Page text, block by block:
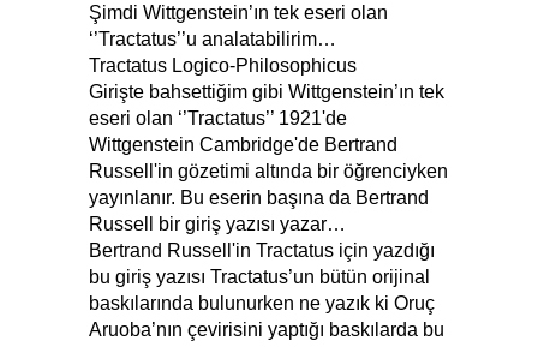
Şimdi Wittgenstein’ın tek eseri olan
‘’Tractatus’’u analatabilirim…
Tractatus Logico-Philosophicus
Girişte bahsettiğim gibi Wittgenstein’ın tek
eseri olan ‘’Tractatus’’ 1921'de
Wittgenstein Cambridge'de Bertrand
Russell'in gözetimi altında bir öğrenciyken
yayınlanır. Bu eserin başına da Bertrand
Russell bir giriş yazısı yazar…
Bertrand Russell'in Tractatus için yazdığı
bu giriş yazısı Tractatus’un bütün orijinal
baskılarında bulunurken ne yazık ki Oruç
Aruoba’nın çevirisini yaptığı baskılarda bu